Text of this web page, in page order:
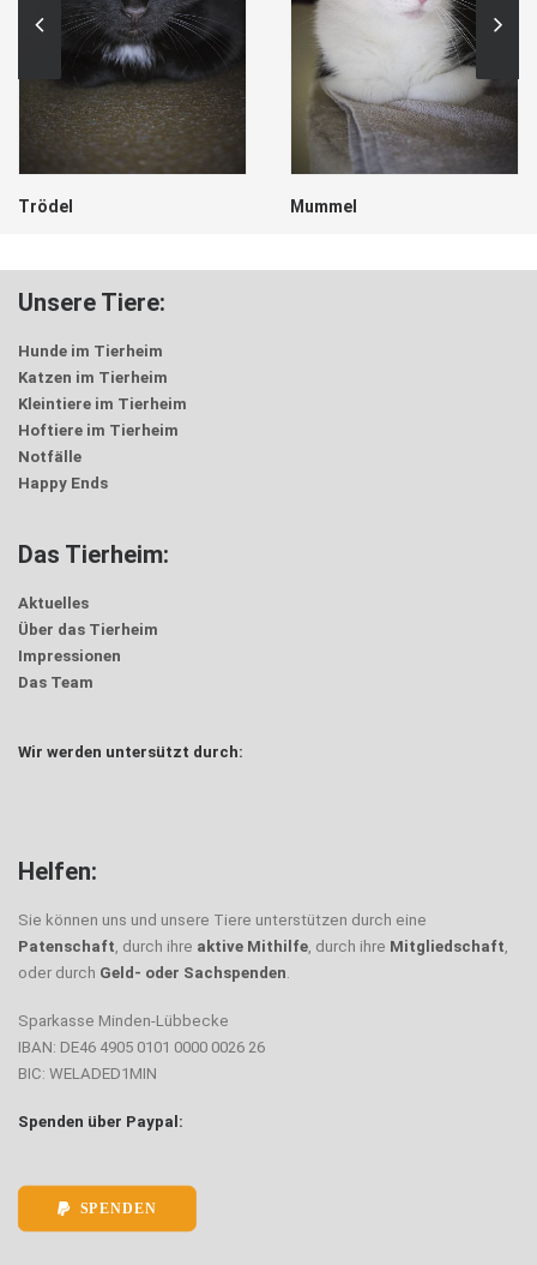
Trödel Mummel
Unsere Tiere:
Hunde im Tierheim
Katzen im Tierheim
Kleintiere im Tierheim
Hoftiere im Tierheim
Notfälle
Happy Ends
Das Tierheim:
Aktuelles
Über das Tierheim
Impressionen
Das Team
Wir werden untersützt durch:
Helfen:
Sie können uns und unsere Tiere unterstützen durch eine
Patenschaft, durch ihre aktive Mithilfe, durch ihre Mitgliedschaft,
oder durch Geld- oder Sachspenden.
Sparkasse Minden-Lübbecke
IBAN: DE46 4905 0101 0000 0026 26
BIC: WELADED1MIN
Spenden über Paypal:
SPENDEN